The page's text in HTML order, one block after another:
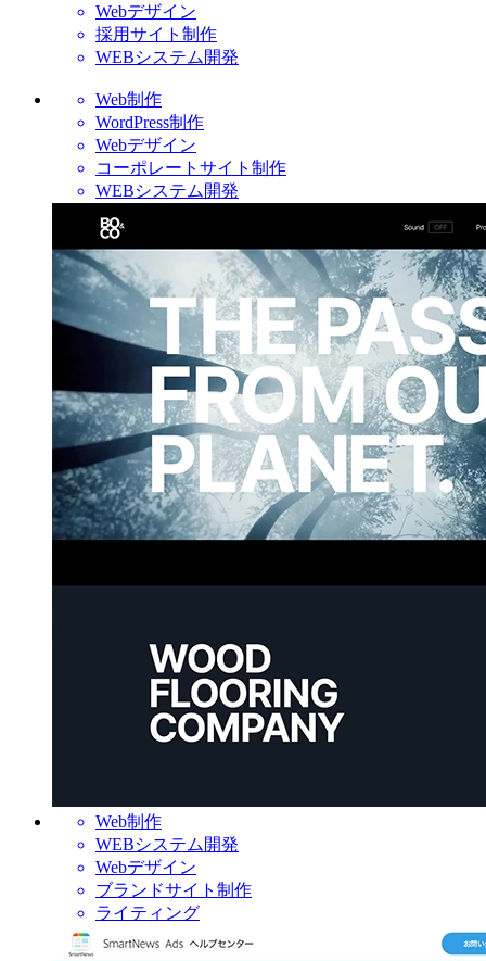
Webデザイン
採用サイト制作
WEBシステム開発
Web制作
WordPress制作
Webデザイン
コーポレートサイト制作
WEBシステム開発
Web制作
WEBシステム開発
Webデザイン
ブランドサイト制作
ライティング